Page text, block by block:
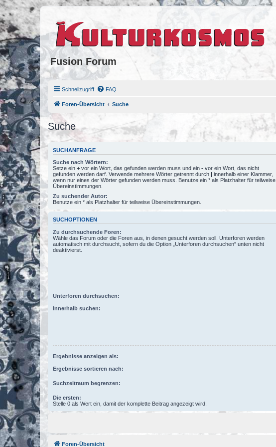
Fusion Forum
Schnellzugriff FAQ
Foren-Übersicht Suche
Suche
SUCHANFRAGE
Suche nach Wörtern:
Setze ein + vor ein Wort, das gefunden werden muss und ein - vor ein Wort, das nicht
gefunden werden darf. Verwende mehrere Wörter getrennt durch | innerhalb einer Klammer,
wenn nur eines der Wörter gefunden werden muss. Benutze ein * als Platzhalter für teilweise
Übereinstimmungen.
Zu suchender Autor:
Benutze ein * als Platzhalter für teilweise Übereinstimmungen.
SUCHOPTIONEN
Zu durchsuchende Foren:
Wähle das Forum oder die Foren aus, in denen gesucht werden soll. Unterforen werden
automatisch mit durchsucht, sofern du die Option „Unterforen durchsuchen“ unten nicht
deaktivierst.
Unterforen durchsuchen:
Innerhalb suchen:
Ergebnisse anzeigen als:
Ergebnisse sortieren nach:
Suchzeitraum begrenzen:
Die ersten:
Stelle 0 als Wert ein, damit der komplette Beitrag angezeigt wird.
Foren-Übersicht